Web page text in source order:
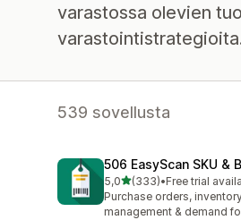
varastossa olevien
539 sovellusta
506 EasyScan SKU &
5,0/ 5 tähteä
(333)
333 arvostelua yhteensä
•Free trial
Purchase orders,
management & demand